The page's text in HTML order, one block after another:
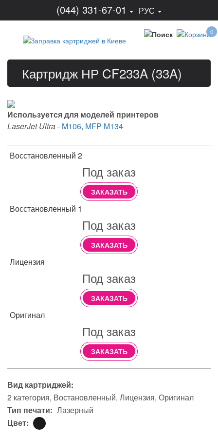
(044) 331-67-01 РУС
0
Картридж НР CF233A (33A)
Используется для моделей принтеров
LaserJet Ultra- M106, MFP M134
Восстановленный 2
Под заказ
ЗАКАЗАТЬ
Восстановленный 1
Под заказ
ЗАКАЗАТЬ
Лицензия
Под заказ
ЗАКАЗАТЬ
Оригинал
Под заказ
ЗАКАЗАТЬ
Вид картриджей:
2 категория Востановленный Лицензия Оригинал
Тип печати: Лазерный
Цвет: